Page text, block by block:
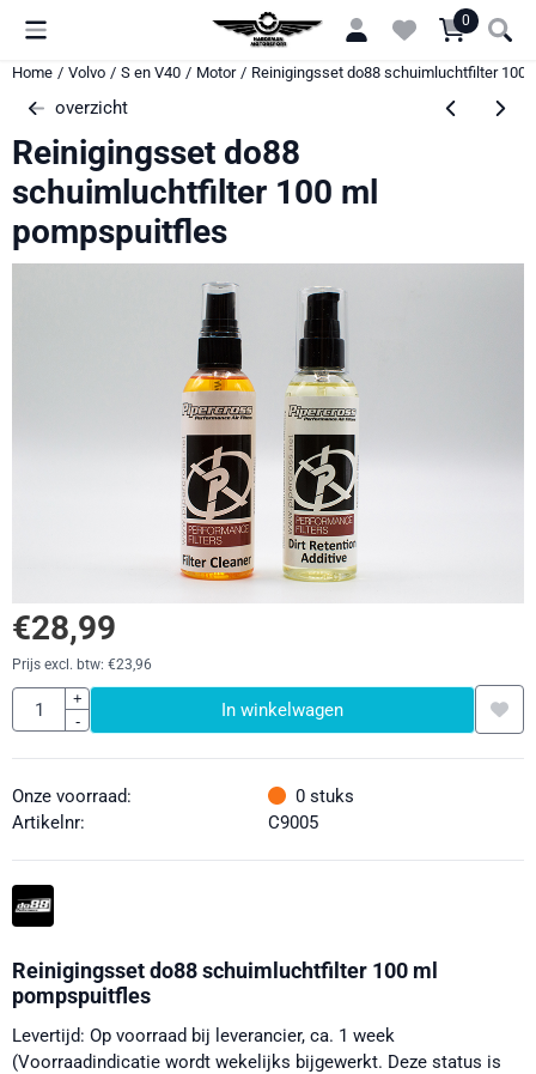
Cookievoorkeuren zijn momenteel gesloten. 0
Home / Volvo / S en V40 / Motor / Reinigingsset do88 schuimluchtfilter 100
overzicht
Reinigingsset do88
schuimluchtfilter 100 ml
pompspuitfles
€28,99
Prijs excl. btw: €23,96
Aantal
+
-
In winkelwagen
Onze voorraad: 0 stuks
Artikelnr:
C9005
Reinigingsset do88 schuimluchtfilter 100 ml
pompspuitfles
Levertijd: Op voorraad bij leverancier, ca. 1 week
(Voorraadindicatie wordt wekelijks bijgewerkt. Deze status is